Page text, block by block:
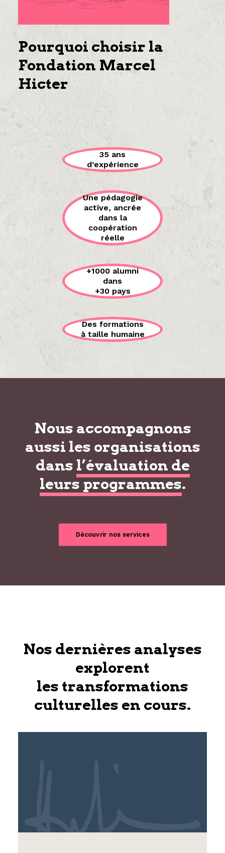
Pourquoi choisir la
Fondation Marcel
Hicter
35 ans
d’expérience
Une pédagogie
active, ancrée
dans la
coopération
réelle
+1000 alumni
dans
+30 pays
Des formations
à taille humaine
Nous accompagnons
aussi les organisations
dans l’évaluation de
leurs programmes.
Découvrir nos services
Nos dernières analyses
explorent
les transformations
culturelles en cours.